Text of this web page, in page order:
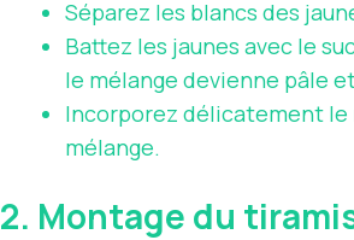
Séparez les blancs des
Battez les jaunes avec le
le mélange devienne pâle
Incorporez délicatement le
mélange.
2. Montage du